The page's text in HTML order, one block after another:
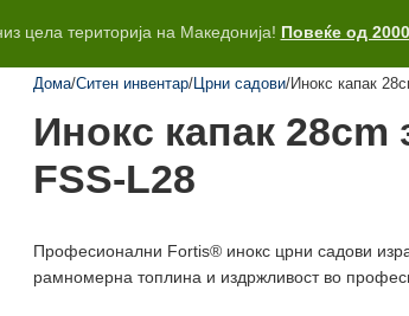
цела територија на Македонија! Повеќе од
Дома Ситен инвентар Црни садови Инокс капак
Инокс капак 28cm
FSS-L28
Професионални Fortis® инокс црни садови
рамномерна топлина и издржливост во